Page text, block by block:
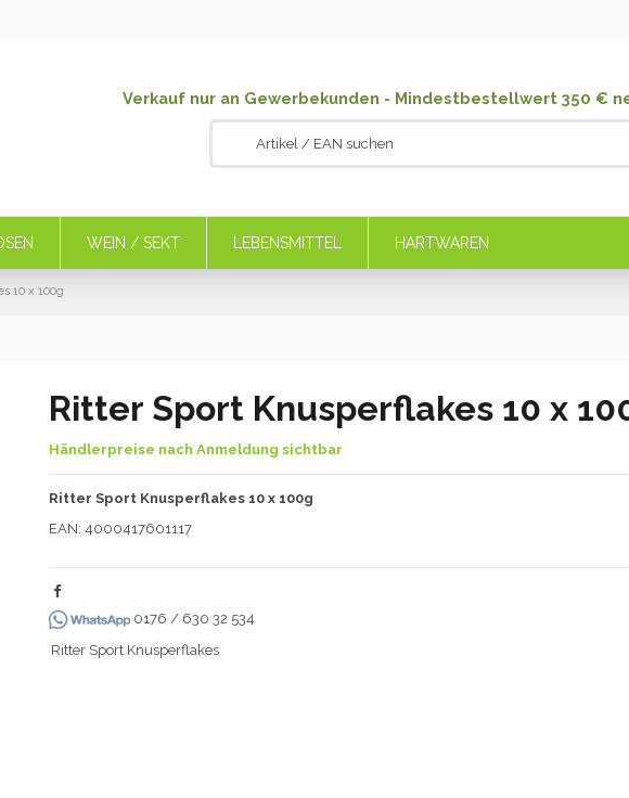
Verkauf nur an Gewerbekunden - Mindestbestellwert 350 €
WEIN / SEKT LEBENSMITTEL HARTWAREN
10 x 100g
Ritter Sport Knusperflakes 10 x
Händlerpreise nach Anmeldung sichtbar
Ritter Sport Knusperflakes 10 x 100g
EAN: 4000417601117
0176 / 630 32 534
Ritter Sport Knusperflakes